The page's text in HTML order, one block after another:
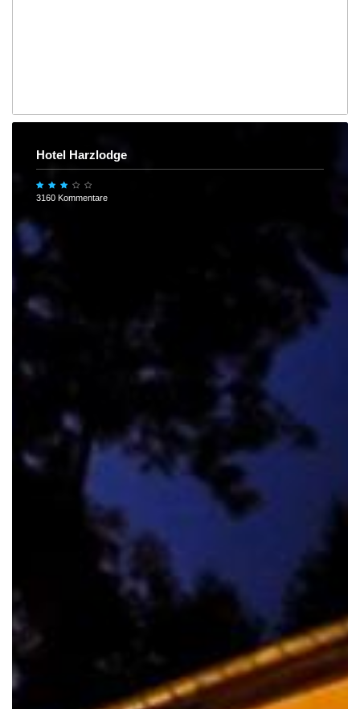
Hotel Harzlodge
3160 Kommentare